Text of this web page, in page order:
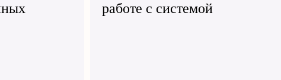
работе с системой